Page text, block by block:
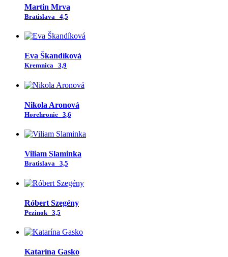
Martin Mrva
Bratislava 4,5
Eva Škandíková
Kremnica 3,9
Nikola Aronová
Horehronie 3,6
Viliam Slaminka
Bratislava 3,5
Róbert Szegény
Pezinok 3,5
Katarína Gasko